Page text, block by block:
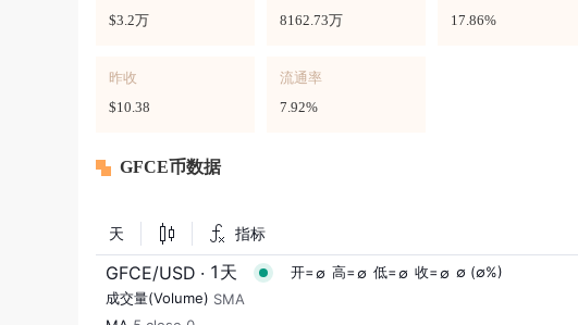
$3.2万
8162.73万
17.86%
昨收
$10.38
流通率
7.92%
GFCE币数据